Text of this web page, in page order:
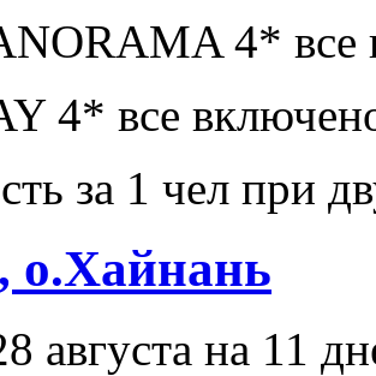
4* все
4* все
за 1 чел при
о.Хайнань
августа на 11